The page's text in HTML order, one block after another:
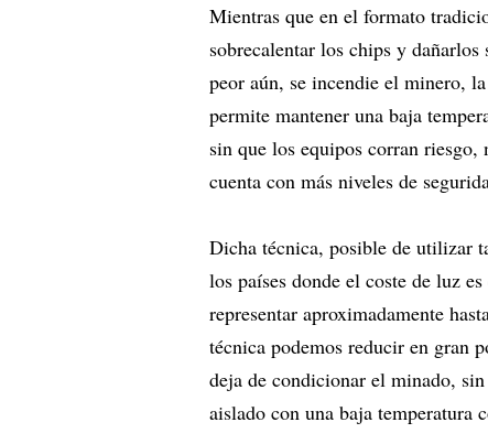
Mientras que en el formato
sobrecalentar los chips y dañarlos
peor aún, se incendie el minero,
permite mantener una baja
sin que los equipos corran
cuenta con más niveles de
Dicha técnica, posible de utilizar
los países donde el coste de luz
representar aproximadamente
técnica podemos reducir en gran
deja de condicionar el minado,
aislado con una baja temperatura